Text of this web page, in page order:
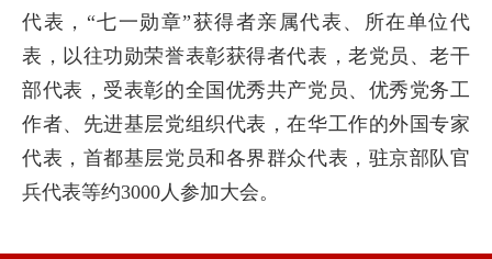
代表，“七一勋章”获得者亲属代表、所在单位代
表，以往功勋荣誉表彰获得者代表，老党员、老干
部代表，受表彰的全国优秀共产党员、优秀党务工
作者、先进基层党组织代表，在华工作的外国专家
代表，首都基层党员和各界群众代表，驻京部队官
兵代表等约3000 人参加大会。